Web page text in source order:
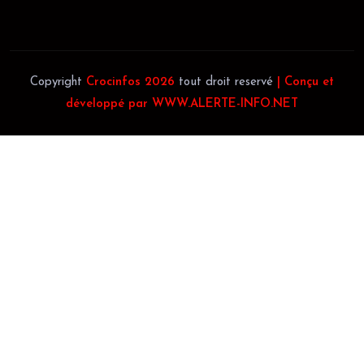
Copyright Crocinfos 2026 tout droit reservé
| Conçu et
développé par WWW.ALERTE-INFO.NET